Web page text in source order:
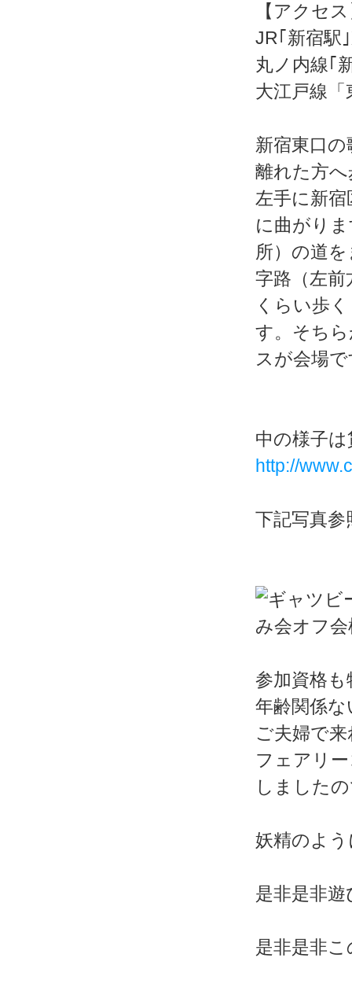
【アクセ
JR｢新宿駅
丸ノ内線｢
大江戸線
新宿東口
離れた方
左手に新
に曲がり
所）の道
字路（左
くらい歩
す。そち
スが会場
中の様子
http://
下記写真参
参加資格
年齢関係
ご夫婦で
フェアリ
しました
妖精のよ
是非是非
是非是非